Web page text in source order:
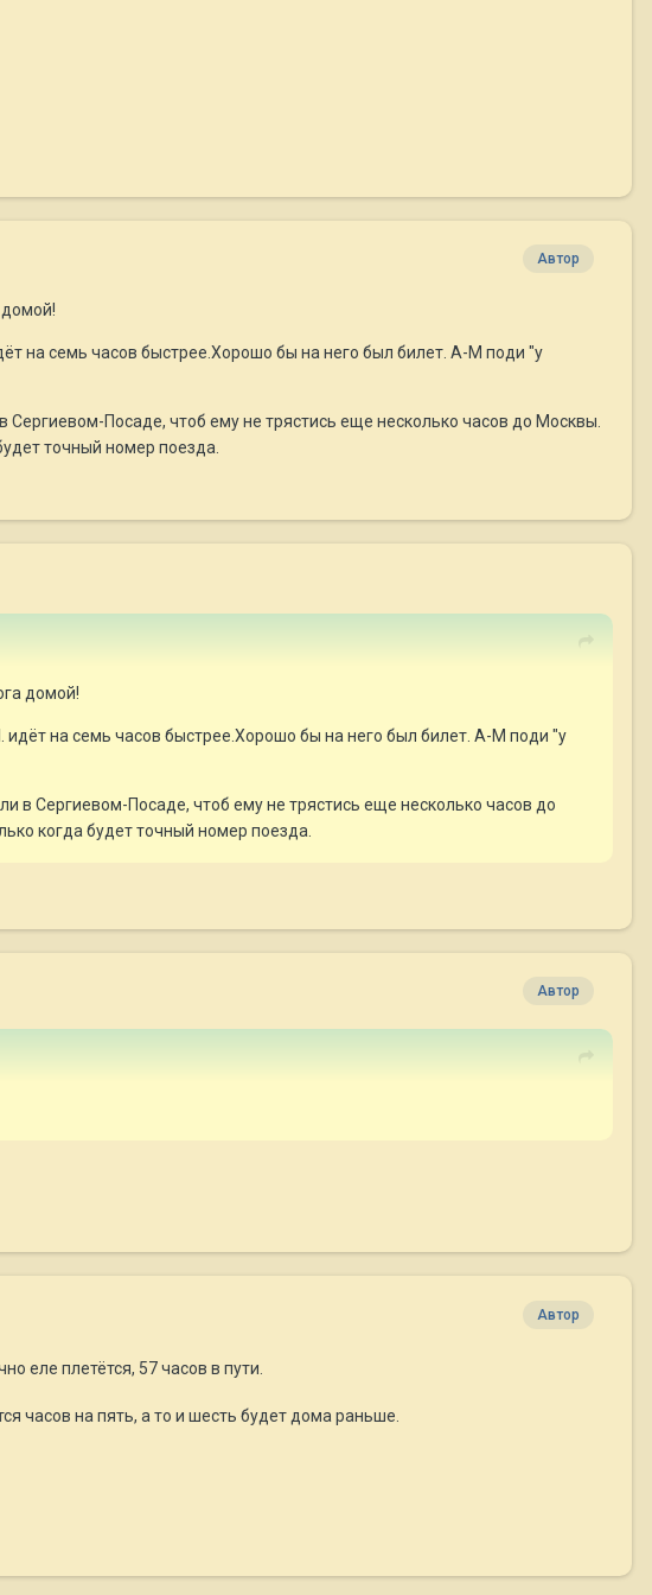
Автор
на семь часов быстрее.Хорошо бы на него был билет. А-М поди "у
Посаде, чтоб ему не трястись еще несколько часов до Москвы.
точный номер поезда.
домой!
на семь часов быстрее.Хорошо бы на него был билет. А-М поди "у
в Сергиевом-Посаде, чтоб ему не трястись еще несколько часов до
когда будет точный номер поезда.
Автор
Автор
еле плетётся, 57 часов в пути.
часов на пять, а то и шесть будет дома раньше.